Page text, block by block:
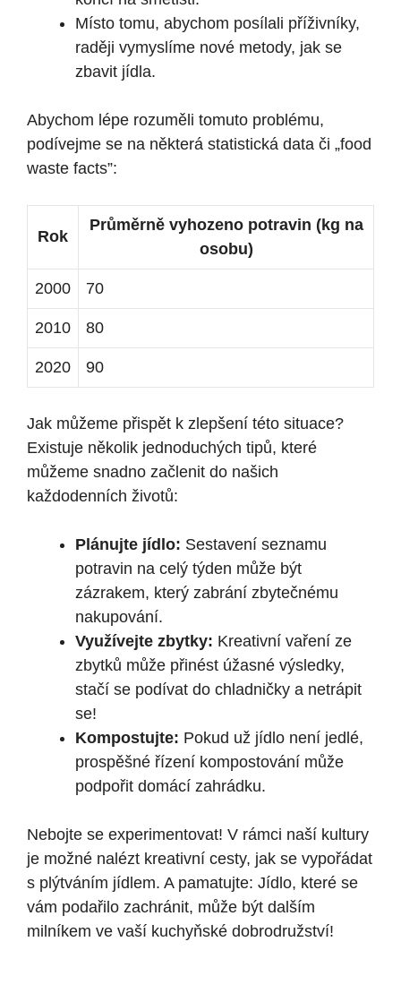
Místo tomu, abychom posílali příživníky,
raději vymyslíme nové metody, jak se
zbavit jídla.
Abychom lépe rozuměli tomuto problému,
podívejme se na některá statistická data či „food
waste facts”:
Rok
Průměrně vyhozeno potravin (kg na
osobu)
2000 70
2010 80
2020 90
Jak můžeme přispět k zlepšení této situace?
Existuje několik jednoduchých tipů, které
můžeme snadno začlenit do našich
každodenních životů:
Plánujte jídlo: Sestavení seznamu
potravin na celý týden může být
zázrakem, který zabrání zbytečnému
nakupování.
Využívejte zbytky: Kreativní vaření ze
zbytků může přinést úžasné výsledky,
stačí se podívat do chladničky a netrápit
se!
Kompostujte: Pokud už jídlo není jedlé,
prospěšné řízení kompostování může
podpořit domácí zahrádku.
Nebojte se experimentovat! V rámci naší kultury
je možné nalézt kreativní cesty, jak se vypořádat
s plýtváním jídlem. A pamatujte: Jídlo, které se
vám podařilo zachránit, může být dalším
milníkem ve vaší kuchyňské dobrodružství!